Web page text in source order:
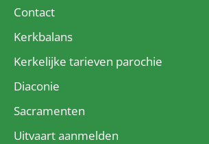
Contact
Kerkbalans
Kerkelijke tarieven parochie
Diaconie
Sacramenten
Uitvaart aanmelden